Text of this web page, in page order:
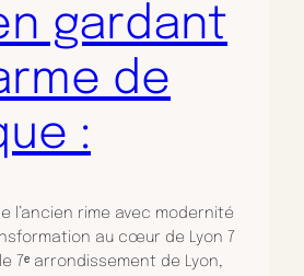
gardant
de
:
l’ancien rime avec modernité
au cœur de Lyon 7
7ᵉ arrondissement de Lyon,